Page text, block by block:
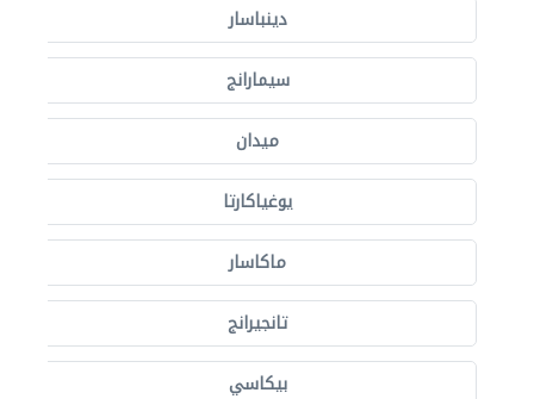
دينباسار
سيمارانج
ميدان
يوغياكارتا
ماكاسار
تانجيرانج
بيكاسي